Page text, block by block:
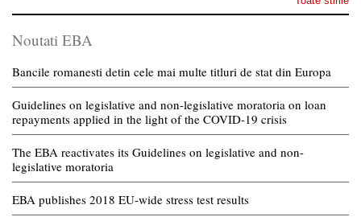
Noutati EBA
Bancile romanesti detin cele mai multe titluri de stat din Europa
Guidelines on legislative and non-legislative moratoria on loan
repayments applied in the light of the COVID-19 crisis
The EBA reactivates its Guidelines on legislative and non-
legislative moratoria
EBA publishes 2018 EU-wide stress test results